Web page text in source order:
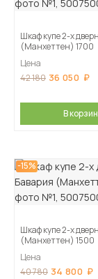
Шкаф купе 2-х
(Манхеттен) 1700
Цена
42 180 36 050
В
-15%
Шкаф купе 2-х
(Манхеттен) 1500
Цена
40 780 34 800